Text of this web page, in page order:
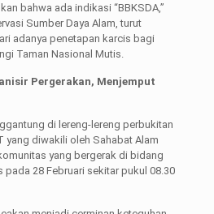
bahwa ada indikasi “BBKSDA,”
Sumber Daya Alam, turut
adanya penetapan karcis bagi
Taman Nasional Mutis.
Pergerakan, Menjemput
di lereng-lereng perbukitan
yang diwakili oleh Sahabat Alam
yang bergerak di bidang
pada 28 Februari sekitar pukul 08.30